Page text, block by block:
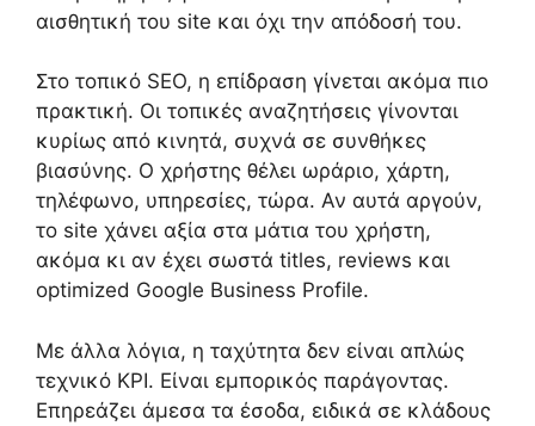
αισθητική του site και όχι την απόδοσή του.
Στο τοπικό SEO, η επίδραση γίνεται ακόμα πιο
πρακτική. Οι τοπικές αναζητήσεις γίνονται
κυρίως από κινητά, συχνά σε συνθήκες
βιασύνης. Ο χρήστης θέλει ωράριο, χάρτη,
τηλέφωνο, υπηρεσίες, τώρα. Αν αυτά αργούν,
το site χάνει αξία στα μάτια του χρήστη,
ακόμα κι αν έχει σωστά titles, reviews και
optimized Google Business Profile.
Με άλλα λόγια, η ταχύτητα δεν είναι απλώς
τεχνικό KPI. Είναι εμπορικός παράγοντας.
Επηρεάζει άμεσα τα έσοδα, ειδικά σε κλάδους